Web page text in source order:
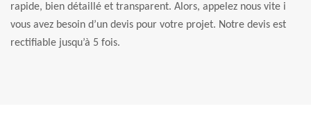
rapide, bien détaillé et transparent. Alors, appelez nous vite i
vous avez besoin d’un devis pour votre projet. Notre devis est
rectifiable jusqu’à 5 fois.